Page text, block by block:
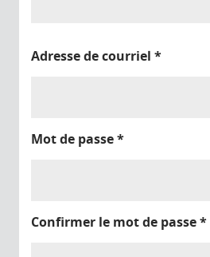
Adresse de courriel *
Mot de passe*
Confirmer le mot de passe*